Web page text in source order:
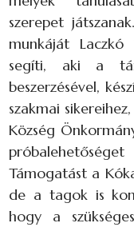
szerepet
munkáját
segíti, aki a
beszerzésével,
szakmai
Község
Támogatást a
de a tagok is
hogy a